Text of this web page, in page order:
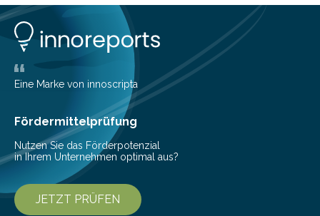
Dokumente wie zum Beispiel Präsentationen, Verträge,
Kalkulationen, Software-Designs und technische
Zeichnungen gemeinsam in Echtzeit betrachten und
bearbeiten.
Eine Marke von innoscripta
Fördermittelprüfung
Nutzen Sie das Förderpotenzial
in Ihrem Unternehmen optimal aus?
JETZT PRÜFEN